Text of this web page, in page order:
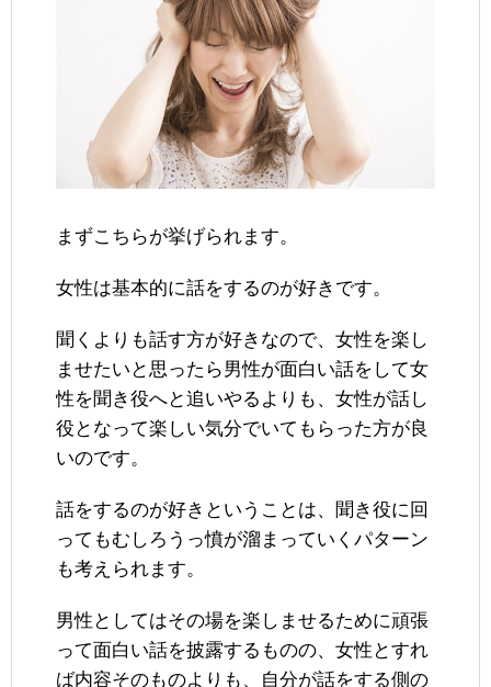
まずこちらが挙げられます。
女性は基本的に話をするのが好きです。
聞くよりも話す方が好きなので、女性を楽し
ませたいと思ったら男性が面白い話をして女
性を聞き役へと追いやるよりも、女性が話し
役となって楽しい気分でいてもらった方が良
いのです。
話をするのが好きということは、聞き役に回
ってもむしろうっ憤が溜まっていくパターン
も考えられます。
男性としてはその場を楽しませるために頑張
って面白い話を披露するものの、女性とすれ
ば内容そのものよりも、自分が話をする側の